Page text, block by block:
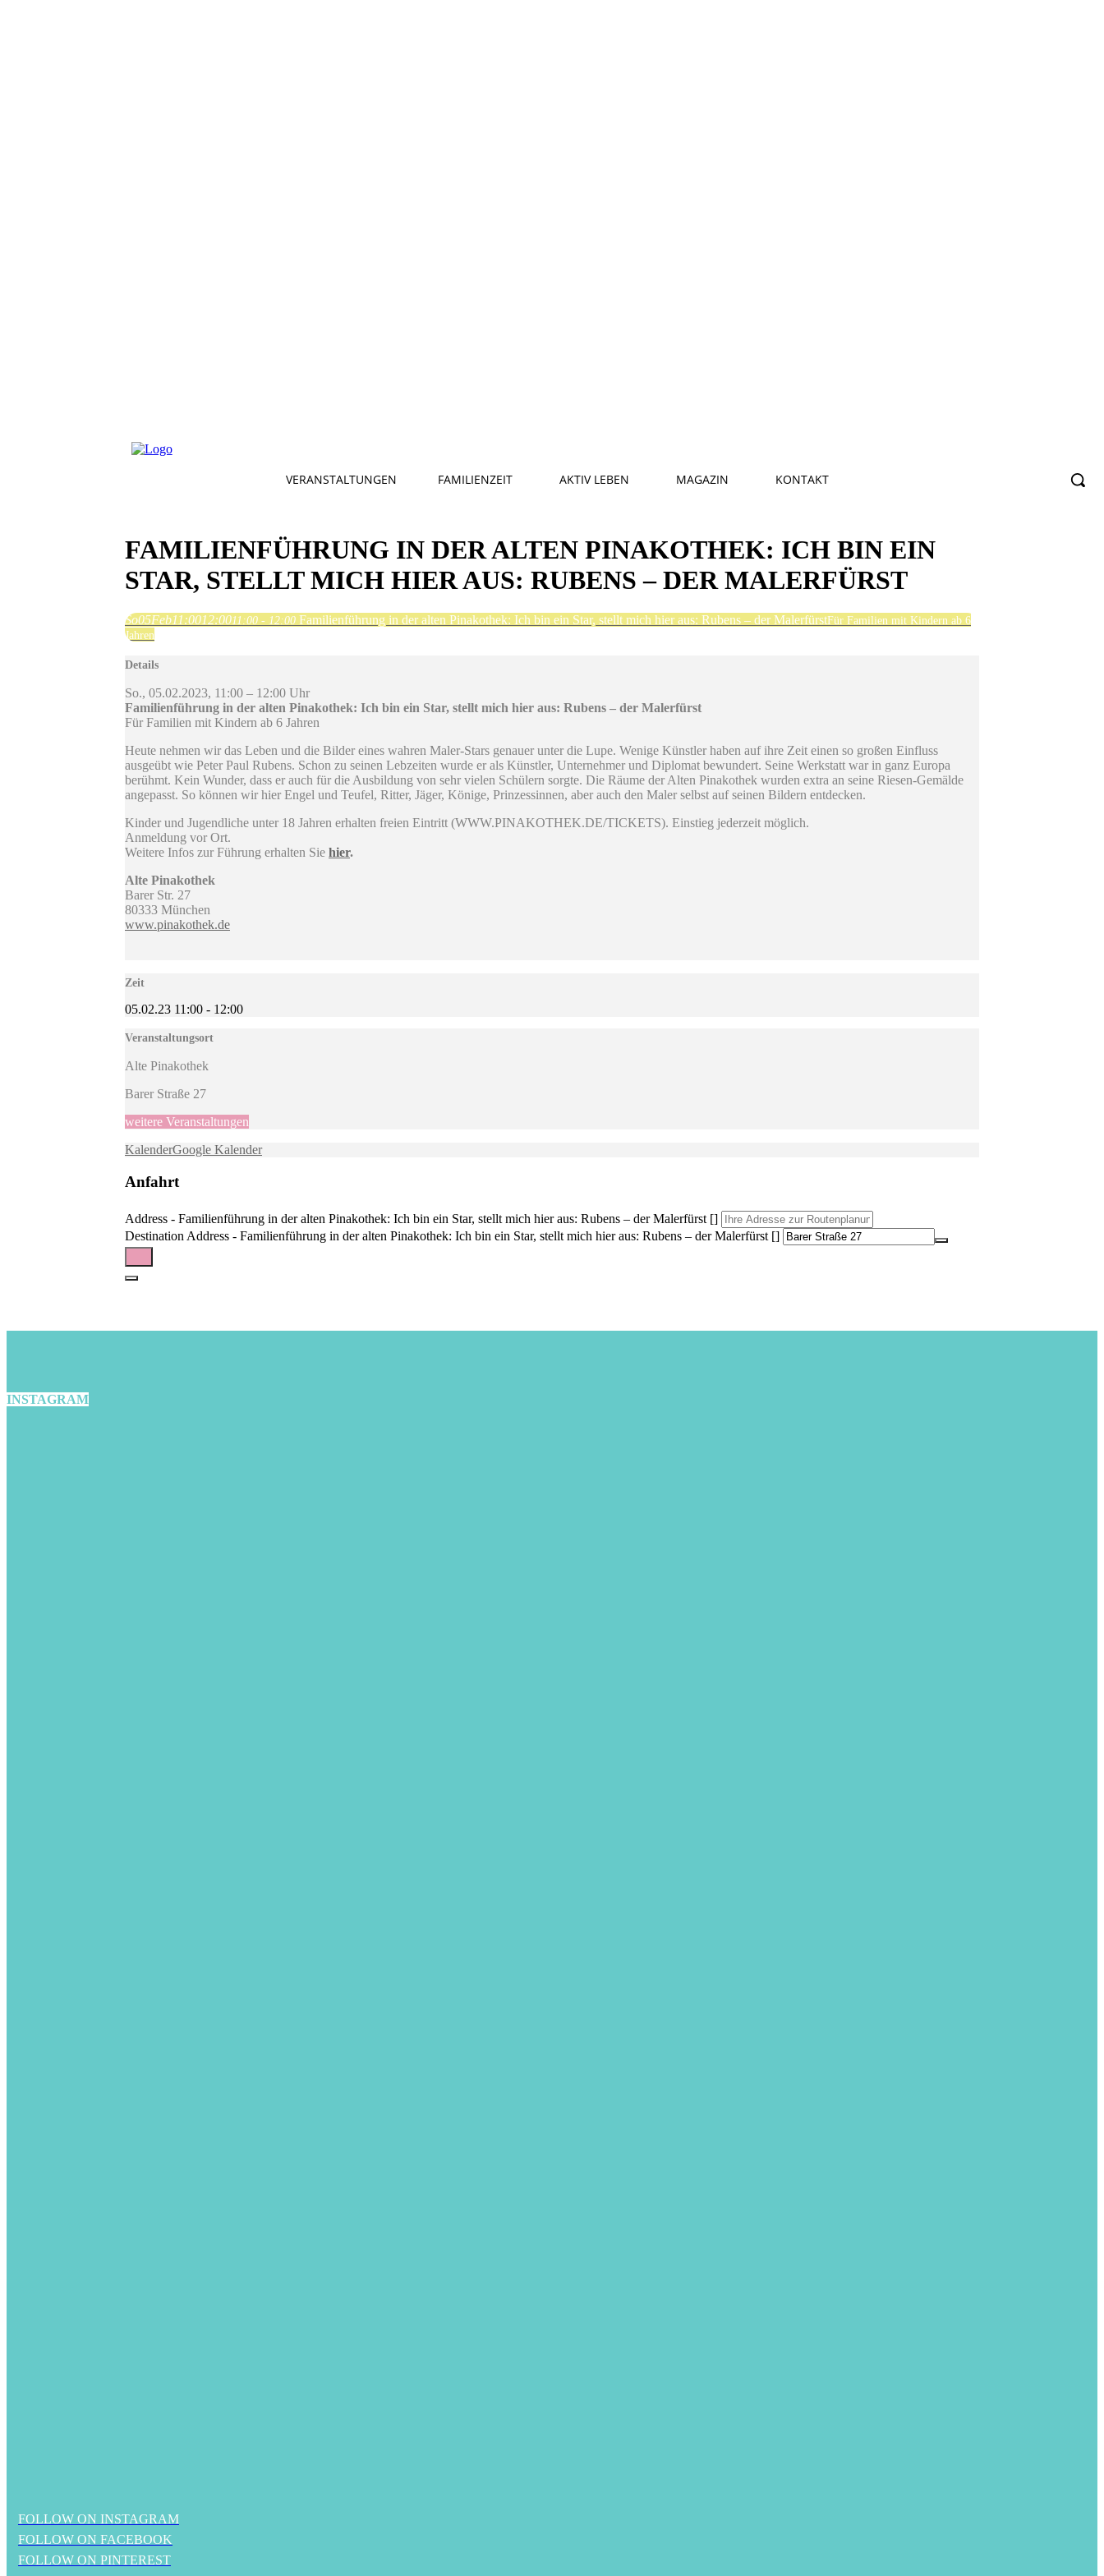
VERANSTALTUNGEN FAMILIENZEIT AKTIV LEBEN MAGAZIN KONTAKT
FAMILIENFÜHRUNG IN DER ALTEN PINAKOTHEK: ICH BIN EIN
STAR, STELLT MICH HIER AUS: RUBENS – DER MALERFÜRST
So05Feb11:0012:0011:00 - 12:00 Familienführung in der alten Pinakothek: Ich bin ein Star, stellt mich hier aus: Rubens – der MalerfürstFür Familien mit Kindern ab 6
Jahren
Details
So., 05.02.2023, 11:00 – 12:00 Uhr
Familienführung in der alten Pinakothek: Ich bin ein Star, stellt mich hier aus: Rubens – der Malerfürst
Für Familien mit Kindern ab 6 Jahren
Heute nehmen wir das Leben und die Bilder eines wahren Maler-Stars genauer unter die Lupe. Wenige Künstler haben auf ihre Zeit einen so großen Einfluss
ausgeübt wie Peter Paul Rubens. Schon zu seinen Lebzeiten wurde er als Künstler, Unternehmer und Diplomat bewundert. Seine Werkstatt war in ganz Europa
berühmt. Kein Wunder, dass er auch für die Ausbildung von sehr vielen Schülern sorgte. Die Räume der Alten Pinakothek wurden extra an seine Riesen-Gemälde
angepasst. So können wir hier Engel und Teufel, Ritter, Jäger, Könige, Prinzessinnen, aber auch den Maler selbst auf seinen Bildern entdecken.
Kinder und Jugendliche unter 18 Jahren erhalten freien Eintritt (WWW.PINAKOTHEK.DE/TICKETS). Einstieg jederzeit möglich.
Anmeldung vor Ort.
Weitere Infos zur Führung erhalten Sie hier.
Alte Pinakothek
Barer Str. 27
80333 München
www.pinakothek.de
Zeit
05.02.23 11:00 - 12:00
Veranstaltungsort
Alte Pinakothek
Barer Straße 27
weitere Veranstaltungen
KalenderGoogle Kalender
Anfahrt
Address - Familienführung in der alten Pinakothek: Ich bin ein Star, stellt mich hier aus: Rubens – der Malerfürst []
Destination Address - Familienführung in der alten Pinakothek: Ich bin ein Star, stellt mich hier aus: Rubens – der Malerfürst []
INSTAGRAM
FOLLOW ON INSTAGRAM
FOLLOW ON FACEBOOK
FOLLOW ON PINTEREST